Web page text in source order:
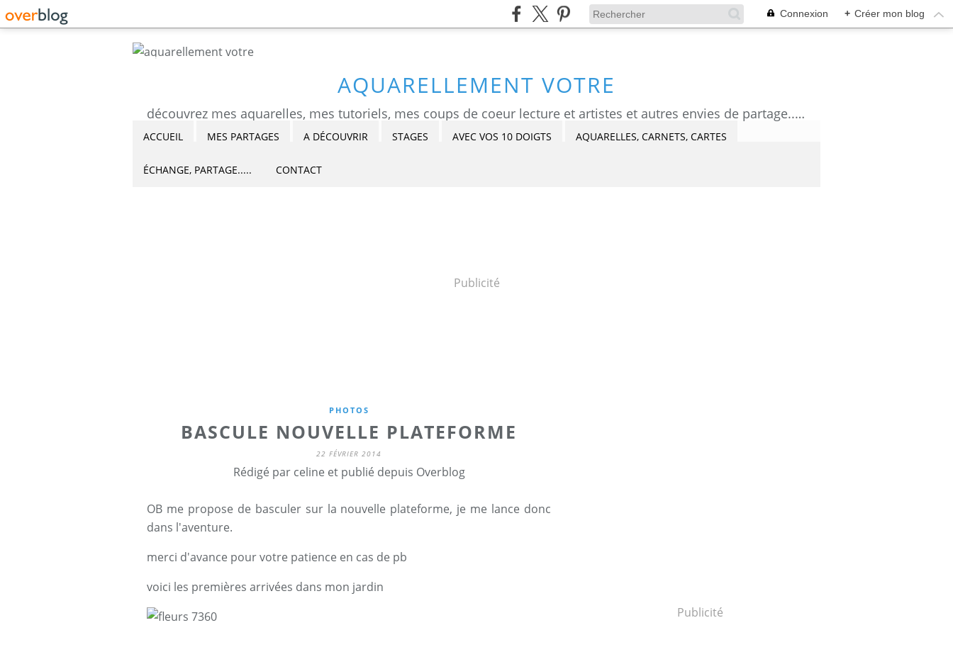
Connexion + Créer mon blog
AQUARELLEMENT VOTRE
découvrez mes aquarelles, mes tutoriels, mes coups de coeur lecture et artistes et autres envies de partage....Céline Castaingt-T.
ACCUEIL MES PARTAGES A DÉCOUVRIR STAGES AVEC VOS 10 DOIGTS AQUARELLES, CARNETS, CARTES
ÉCHANGE, PARTAGE..... CONTACT
Publicité
PHOTOS
BASCULE NOUVELLE PLATEFORME
22 FÉVRIER 2014
Rédigé par celine et publié depuis Overblog
OB me propose de basculer sur la nouvelle plateforme, je me lance donc
dans l'aventure.
merci d'avance pour votre patience en cas de pb
voici les premières arrivées dans mon jardin
Publicité